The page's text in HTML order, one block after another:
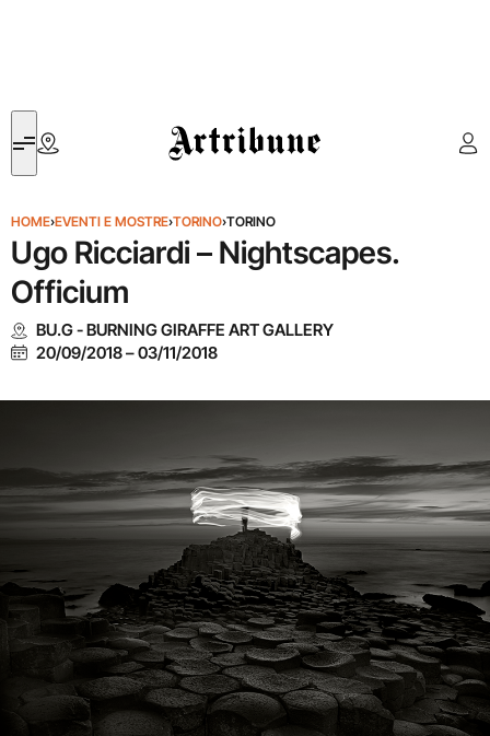
Artribune
HOME›EVENTI E MOSTRE›TORINO›TORINO
Ugo Ricciardi – Nightscapes.
Officium
BU.G - BURNING GIRAFFE ART GALLERY
20/09/2018–03/11/2018